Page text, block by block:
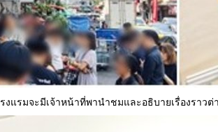
งแรมจะมีเจ้าหน้าที่พานำชมและอธิบายเรื่องราวต่